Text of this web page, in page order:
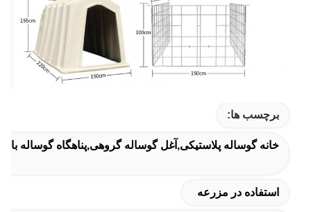
برچسب ها:
خانه گوساله پلاستیکی,آغل گوساله گروهی,پناهگاه گوساله با
استفاده در مزرعه